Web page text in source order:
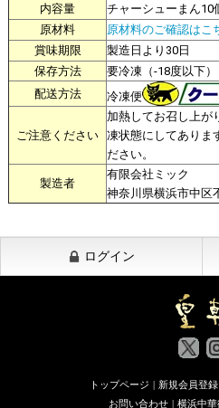
内容量
チャーシューまん10
原材料
原材料のご確認はこ
賞味期限
製造日より30日
保存方法
要冷凍（-18度以下）
配送方法
冷凍便
ご注意ください
加熱してお召し上が
凍状態にしてありま
ださい。
製造者
有限会社ミック
神奈川県横浜市中区
ログイン
トップページ | 新規会員登録
お問い合わせ | 横浜中華